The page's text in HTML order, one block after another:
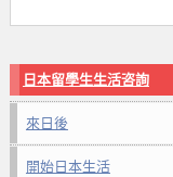
日本留學生生活咨詢
來日後
開始日本生活